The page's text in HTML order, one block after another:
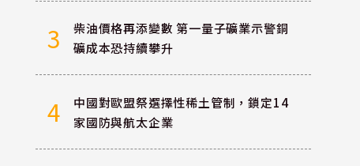
3
柴油價格再添變數 第一量子礦業示警銅
礦成本恐持續攀升
4
中國對歐盟祭選擇性稀土管制，鎖定14
家國防與航太企業